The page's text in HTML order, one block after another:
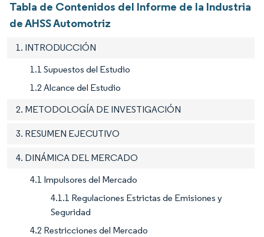
Tabla de Contenidos del Informe de la Industria
de AHSS Automotriz
1. INTRODUCCIÓN
1.1 Supuestos del Estudio
1.2 Alcance del Estudio
2. METODOLOGÍA DE INVESTIGACIÓN
3. RESUMEN EJECUTIVO
4. DINÁMICA DEL MERCADO
4.1 Impulsores del Mercado
4.1.1 Regulaciones Estrictas de Emisiones y
Seguridad
4.2 Restricciones del Mercado